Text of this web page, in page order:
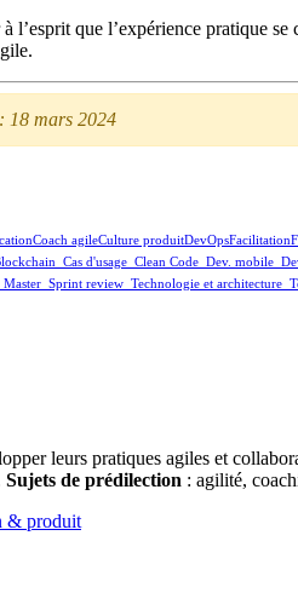
l’esprit que l’expérience pratique
18 mars 2024
Coach agileCulture produitDevOpsFacilitation
_Cas d'usage _Clean Code _Dev. mobile
Master _Sprint review _Technologie et architecture
leurs pratiques agiles et
Sujets de prédilection : agilité,
& produit